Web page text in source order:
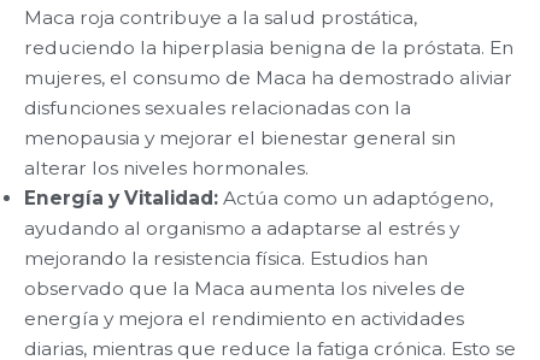
Maca roja contribuye a la salud prostática,
reduciendo la hiperplasia benigna de la próstata. En
mujeres, el consumo de Maca ha demostrado aliviar
disfunciones sexuales relacionadas con la
menopausia y mejorar el bienestar general sin
alterar los niveles hormonales.
Energía y Vitalidad: Actúa como un adaptógeno,
ayudando al organismo a adaptarse al estrés y
mejorando la resistencia física. Estudios han
observado que la Maca aumenta los niveles de
energía y mejora el rendimiento en actividades
diarias, mientras que reduce la fatiga crónica. Esto se